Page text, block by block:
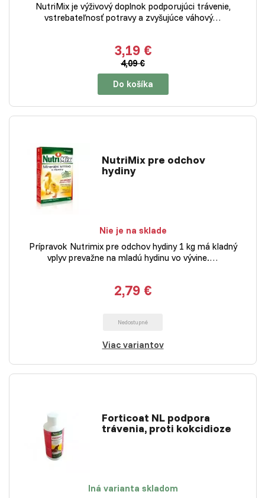
NutriMix je výživový doplnok podporujúci trávenie,
vstrebateľnosť potravy a zvyšujúce váhový…
3,19 €
4,09 €
Do košíka
NutriMix pre odchov
hydiny
Nie je na sklade
Prípravok Nutrimix pre odchov hydiny 1 kg má kladný
vplyv prevažne na mladú hydinu vo vývine.…
2,79 €
Nedostupné
Viac variantov
Forticoat NL podpora
trávenia, proti kokcidioze
Iná varianta skladom